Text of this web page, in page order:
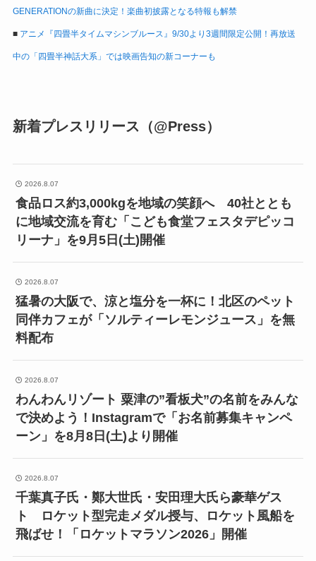
GENERATIONの新曲に決定！楽曲初披露となる特報も解禁
■ アニメ『四畳半タイムマシンブルース』9/30より3週間限定公開！再放送
中の「四畳半神話大系」では映画告知の新コーナーも
新着プレスリリース（@Press）
2026.8.07
食品ロス約3,000kgを地域の笑顔へ 40社ととも
に地域交流を育む「こども食堂フェスタデピッコ
リーナ」を9月5日(土)開催
2026.8.07
猛暑の大阪で、涼と塩分を一杯に！北区のペット
同伴カフェが「ソルティーレモンジュース」を無
料配布
2026.8.07
わんわんリゾート 粟津の”看板犬”の名前をみんな
で決めよう！Instagramで「お名前募集キャンペ
ーン」を8月8日(土)より開催
2026.8.07
千葉真子氏・鄭大世氏・安田理大氏ら豪華ゲス
ト ロケット型完走メダル授与、ロケット風船を
飛ばせ！「ロケットマラソン2026」開催